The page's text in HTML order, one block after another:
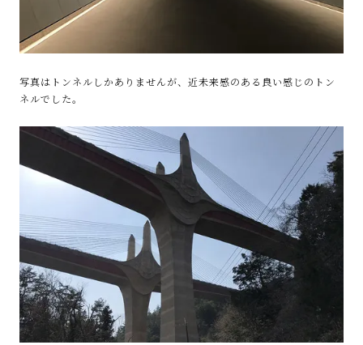
写真はトンネルしかありませんが、近未来感のある良い感じのトン
ネルでした。